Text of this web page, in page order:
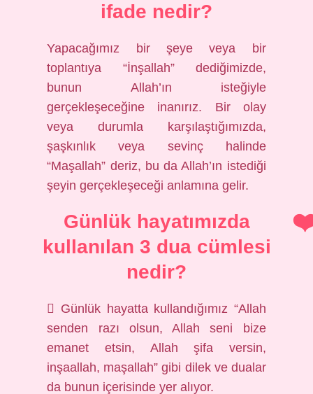
ifade nedir?
Yapacağımız bir şeye veya bir
toplantıya “İnşallah” dediğimizde,
bunun Allah’ın isteğiyle
gerçekleşeceğine inanırız. Bir olay
veya durumla karşılaştığımızda,
şaşkınlık veya sevinç halinde
“Maşallah” deriz, bu da Allah’ın istediği
şeyin gerçekleşeceği anlamına gelir.
Günlük hayatımızda
kullanılan 3 dua cümlesi
nedir?
 Günlük hayatta kullandığımız “Allah
senden razı olsun, Allah seni bize
emanet etsin, Allah şifa versin,
inşaallah, maşallah” gibi dilek ve dualar
da bunun içerisinde yer alıyor.